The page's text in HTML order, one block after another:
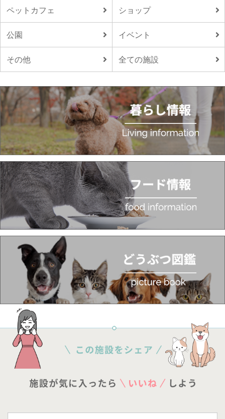
ペットカフェ ショップ
公園 イベント
その他 全ての施設